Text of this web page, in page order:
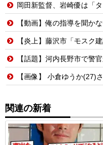
岡田新監督、岩崎優は「タイプ的に
【動画】俺の指導を聞かないZ世代新人「仕事はAI
【炎上】藤沢市「モスク建設と
【話題】河内長野市で警官が包丁男
【画像】 小倉ゆうか(27)さん
関連の新着